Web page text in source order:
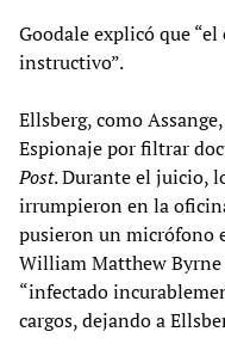
Goodale explicó que
instructivo”.
Ellsberg, como
Espionaje por filtrar
Post. Durante el juicio,
irrumpieron en la
pusieron un micrófono
William Matthew
“infectado
cargos, dejando a